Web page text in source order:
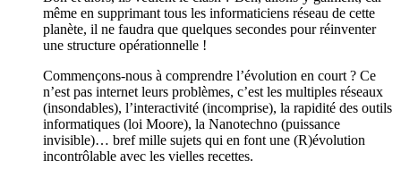
même en supprimant tous les informaticiens réseau de cette
planète, il ne faudra que quelques secondes pour réinventer
une structure opérationnelle !
Commençons-nous à comprendre l’évolution en court ? Ce
n’est pas internet leurs problèmes, c’est les multiples réseaux
(insondables), l’interactivité (incomprise), la rapidité des outils
informatiques (loi Moore), la Nanotechno (puissance
invisible)… bref mille sujets qui en font une (R)évolution
incontrôlable avec les vielles recettes.